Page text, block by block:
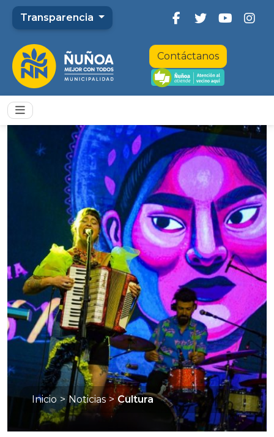
Transparencia
Contáctanos
Inicio > Noticias > Cultura